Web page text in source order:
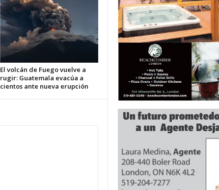
El volcán de Fuego vuelve a
rugir: Guatemala evacúa a
cientos ante nueva erupción